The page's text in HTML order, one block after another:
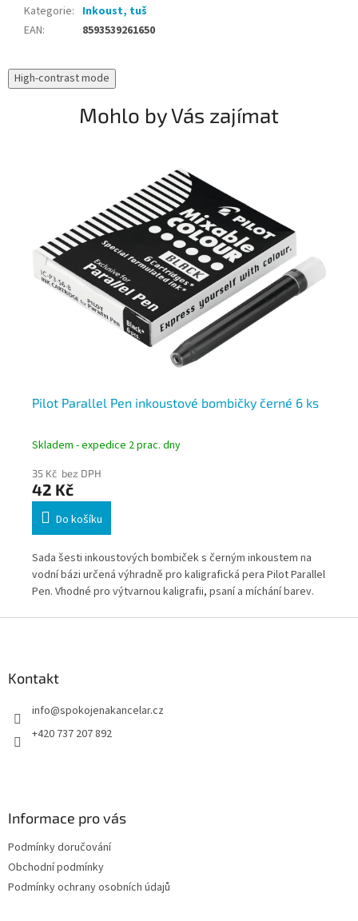
Kategorie: Inkoust, tuš
EAN: 8593539261650
High-contrast mode
Mohlo by Vás zajímat
Pilot Parallel Pen inkoustové bombičky černé 6 ks
Skladem - expedice 2 prac. dny
35 Kč bez DPH
42 Kč
Do košíku
Sada šesti inkoustových bombiček s černým inkoustem na
vodní bázi určená výhradně pro kaligrafická pera Pilot Parallel
Pen. Vhodné pro výtvarnou kaligrafii, psaní a míchání barev.
Kontakt
info@spokojenakancelar.cz
+420 737 207 892
Informace pro vás
Podmínky doručování
Obchodní podmínky
Podmínky ochrany osobních údajů